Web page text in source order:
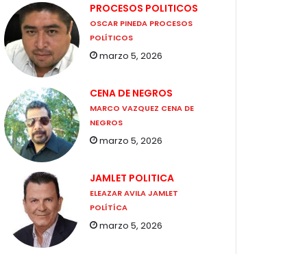
PROCESOS POLITICOS
OSCAR PINEDA PROCESOS
POLÍTICOS
marzo 5, 2026
CENA DE NEGROS
MARCO VAZQUEZ CENA DE
NEGROS
marzo 5, 2026
JAMLET POLITICA
ELEAZAR AVILA JAMLET
POLÍTÍCA
marzo 5, 2026